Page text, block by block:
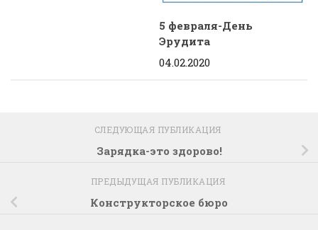
5 февраля-День
Эрудита
04.02.2020
СЛЕДУЮЩАЯ ПУБЛИКАЦИЯ
Зарядка-это здорово!
ПРЕДЫДУЩАЯ ПУБЛИКАЦИЯ
Конструкторское бюро